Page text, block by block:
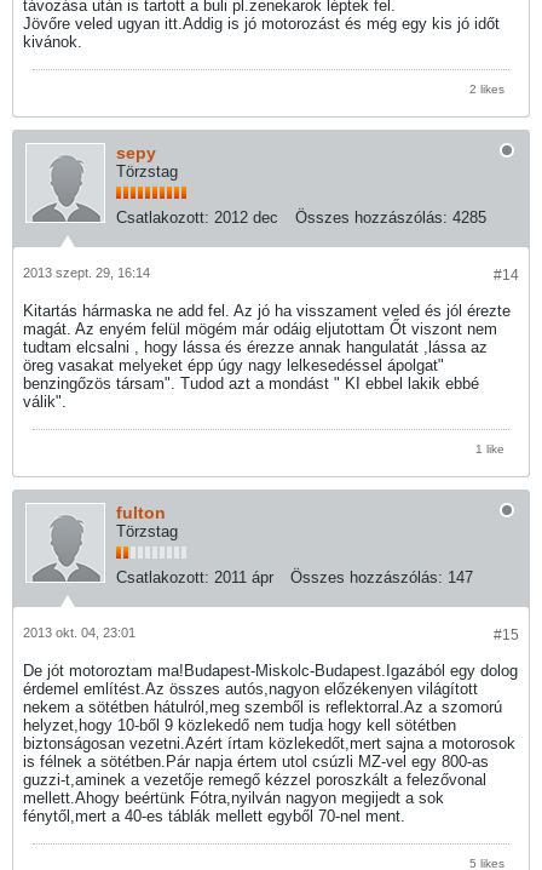
távozása után is tartott a buli pl.zenekarok léptek fel.
Jövőre veled ugyan itt.Addig is jó motorozást és még egy kis jó időt
kivánok.
2 likes
sepy
Törzstag
Csatlakozott: 2012 dec Összes hozzászólás: 4285
#14
2013 szept. 29, 16:14
Kitartás hármaska ne add fel. Az jó ha visszament veled és jól érezte
magát. Az enyém felül mögém már odáig eljutottam Őt viszont nem
tudtam elcsalni , hogy lássa és érezze annak hangulatát ,lássa az
öreg vasakat melyeket épp úgy nagy lelkesedéssel ápolgat"
benzingőzös társam". Tudod azt a mondást " KI ebbel lakik ebbé
válik".
1 like
fulton
Törzstag
Csatlakozott: 2011 ápr Összes hozzászólás: 147
#15
2013 okt. 04, 23:01
De jót motoroztam ma!Budapest-Miskolc-Budapest.Igazából egy dolog
érdemel említést.Az összes autós,nagyon előzékenyen világított
nekem a sötétben hátulról,meg szemből is reflektorral.Az a szomorú
helyzet,hogy 10-ből 9 közlekedő nem tudja hogy kell sötétben
biztonságosan vezetni.Azért írtam közlekedőt,mert sajna a motorosok
is félnek a sötétben.Pár napja értem utol csúzli MZ-vel egy 800-as
guzzi-t,aminek a vezetője remegő kézzel poroszkált a felezővonal
mellett.Ahogy beértünk Fótra,nyilván nagyon megijedt a sok
fénytől,mert a 40-es táblák mellett egyből 70-nel ment.
5 likes